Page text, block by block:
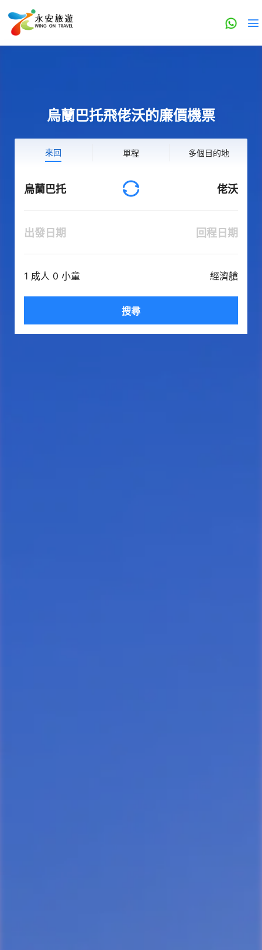
烏蘭巴托飛佬沃的廉價機票
來回 單程 多個目的地
烏蘭巴托 佬沃
出發日期 回程日期
1 成人 0 小童 經濟艙
搜尋